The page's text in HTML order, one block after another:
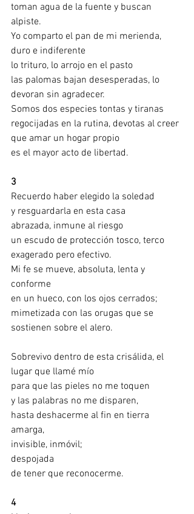
toman agua de la fuente y buscan
alpiste.
Yo comparto el pan de mi merienda,
duro e indiferente
lo trituro, lo arrojo en el pasto
las palomas bajan desesperadas, lo
devoran sin agradecer.
Somos dos especies tontas y tiranas
regocijadas en la rutina, devotas al creer
que amar un hogar propio
es el mayor acto de libertad.
3
Recuerdo haber elegido la soledad
y resguardarla en esta casa
abrazada, inmune al riesgo
un escudo de protección tosco, terco
exagerado pero efectivo.
Mi fe se mueve, absoluta, lenta y
conforme
en un hueco, con los ojos cerrados;
mimetizada con las orugas que se
sostienen sobre el alero.
Sobrevivo dentro de esta crisálida, el
lugar que llamé mío
para que las pieles no me toquen
y las palabras no me disparen,
hasta deshacerme al fin en tierra
amarga,
invisible, inmóvil;
despojada
de tener que reconocerme.
4